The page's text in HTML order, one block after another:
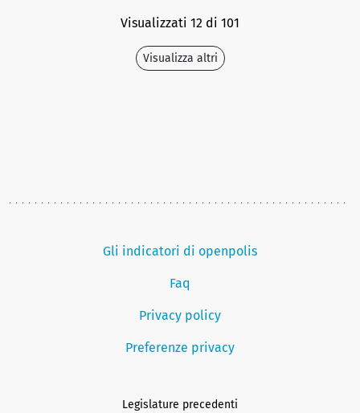
Visualizzati 12 di 101
Visualizza altri
Gli indicatori di openpolis
Faq
Privacy policy
Preferenze privacy
Legislature precedenti